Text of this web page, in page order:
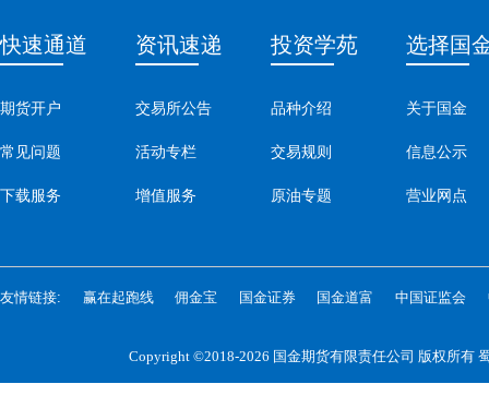
快速通道
期货开户
常见问题
下载服务
资讯速递
交易所公告
活动专栏
增值服务
投资学苑
品种介绍
交易规则
原油专题
选择国
关于国金
信息公示
营业网点
友情链接: 赢在起跑线 佣金宝 国金证券 国金道富 中国证监会
Copyright ©2018-2026 国金期货有限责任公司 版权所有